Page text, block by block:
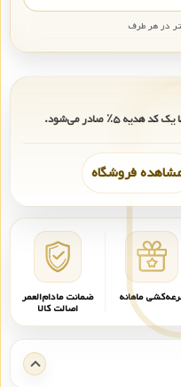
یک کد هدیه۵٪ صادر می‌شود.
فروشگاه
ماهانه ضمانت مادام‌العمر
اصالت کالا